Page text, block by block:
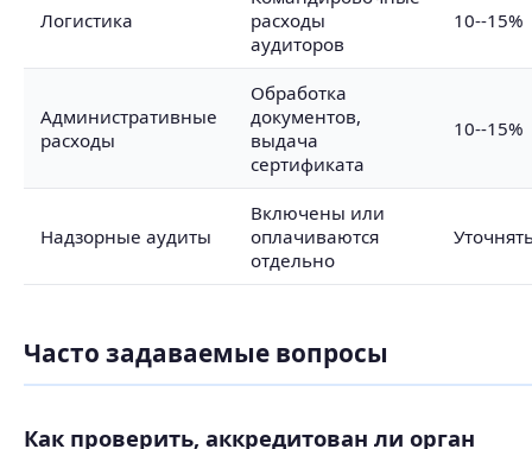
Логистика
расходы
аудиторов
10--15%
Административные
расходы
Обработка
документов,
выдача
сертификата
10--15%
Надзорные аудиты
Включены или
оплачиваются
отдельно
Часто задаваемые вопросы
Как проверить, аккредитован ли орган